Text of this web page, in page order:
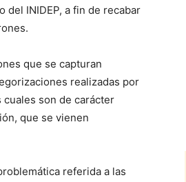
del INIDEP, a fin de recabar
que se capturan
realizadas por
son de carácter
que se vienen
referida a las